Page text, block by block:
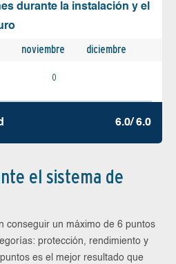
durante la instalación y el
noviembre diciembre
0
6.0/ 6.0
el sistema de
conseguir un máximo de 6 puntos
protección, rendimiento y
es el mejor resultado que